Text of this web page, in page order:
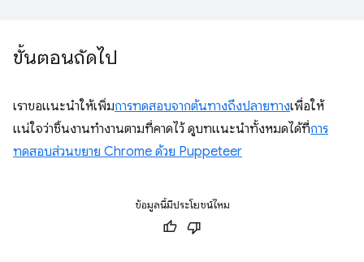
ขั้นตอนถัดไป
เราขอแนะนําให้เพิ่มการทดสอบจากต้นทางถึงปลายทางเพื่อให้
แน่ใจว่าชิ้นงานทํางานตามที่คาดไว้ ดูบทแนะนำทั้งหมดได้ที่การ
ทดสอบส่วนขยาย Chrome ด้วย Puppeteer
ข้อมูลนี้มีประโยชน์ไหม